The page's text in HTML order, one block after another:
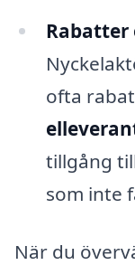
Rabatter
ofta
tillgång
som inte
När du